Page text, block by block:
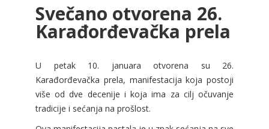
Svečano otvorena 26.
Karađorđevačka prela
U petak 10. januara otvorena su 26.
Karađorđevačka prela, manifestacija koja postoji
više od dve decenije i koja ima za cilj očuvanje
tradicije i sećanja na prošlost.